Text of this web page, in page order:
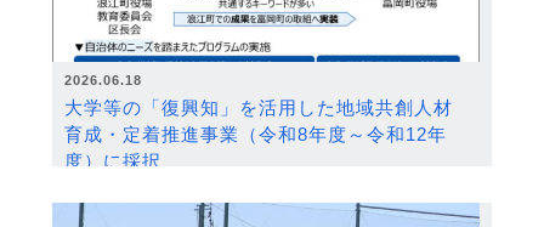
2026.06.18
大学等の「復興知」を活用した地域共創人材
育成・定着推進事業（令和8年度～令和12年
度）に採択